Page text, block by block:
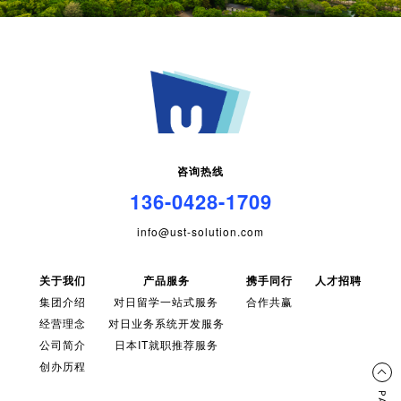
咨询热线
136-0428-1709
info@ust-solution.com
关于我们
集团介绍
经营理念
公司简介
创办历程
产品服务
对日留学一站式服务
对日业务系统开发服务
日本IT就职推荐服务
携手同行
合作共赢
人才招聘